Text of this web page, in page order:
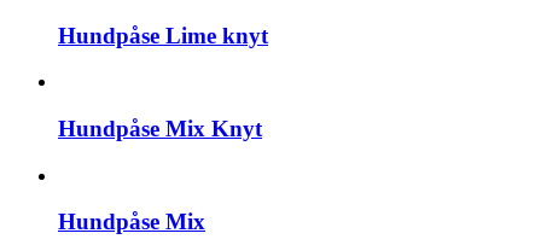
Hundpåse Lime knyt
Hundpåse Mix Knyt
Hundpåse Mix